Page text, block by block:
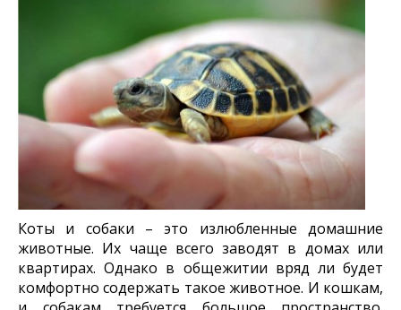
Коты и собаки – это излюбленные домашние
животные. Их чаще всего заводят в домах или
квартирах. Однако в общежитии вряд ли будет
комфортно содержать такое животное. И кошкам,